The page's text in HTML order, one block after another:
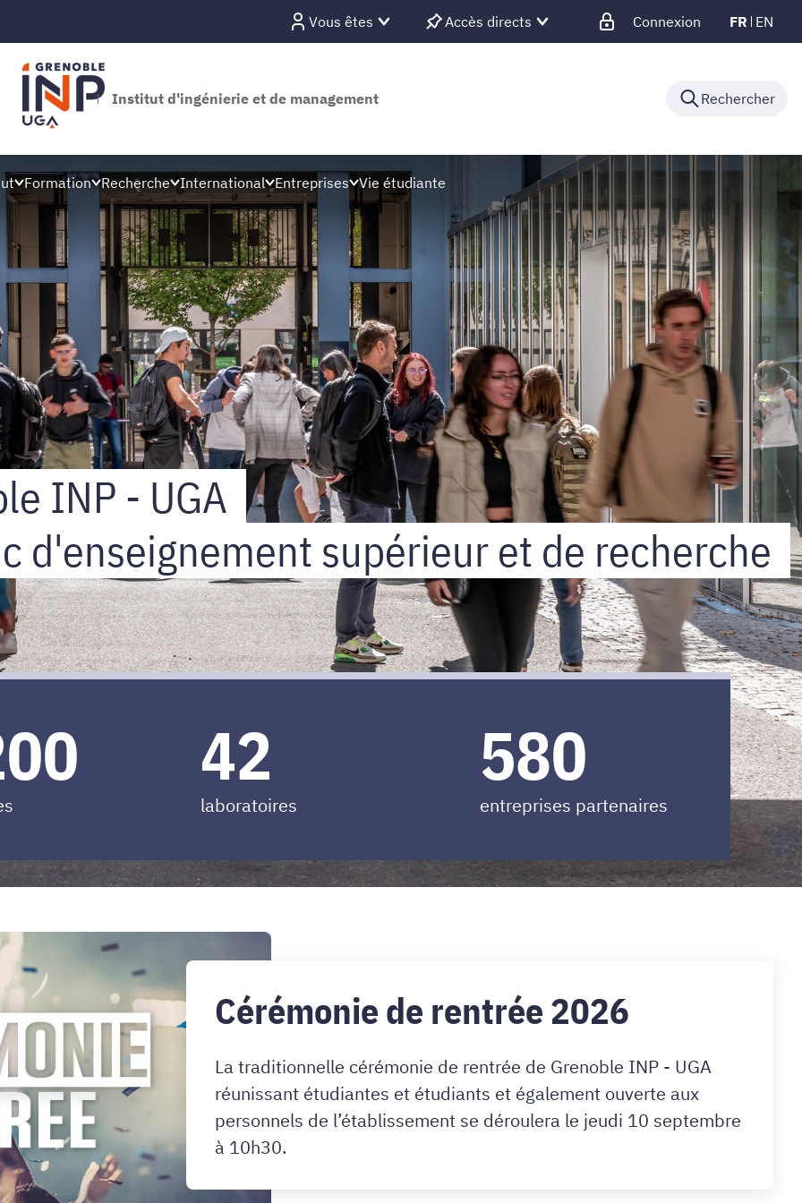
Vous êtes Accès directs Connexion FR EN
Institut d'ingénierie et de management Rechercher
Formation Recherche International Entreprises Vie étudiante
INP - UGA
d'enseignement supérieur et de recherche
42
laboratoires
580
entreprises partenaires
Cérémonie de rentrée 2026
La traditionnelle cérémonie de rentrée de Grenoble INP - UGA
réunissant étudiantes et étudiants et également ouverte aux
personnels de l’établissement se déroulera le jeudi 10 septembre
à 10h30.